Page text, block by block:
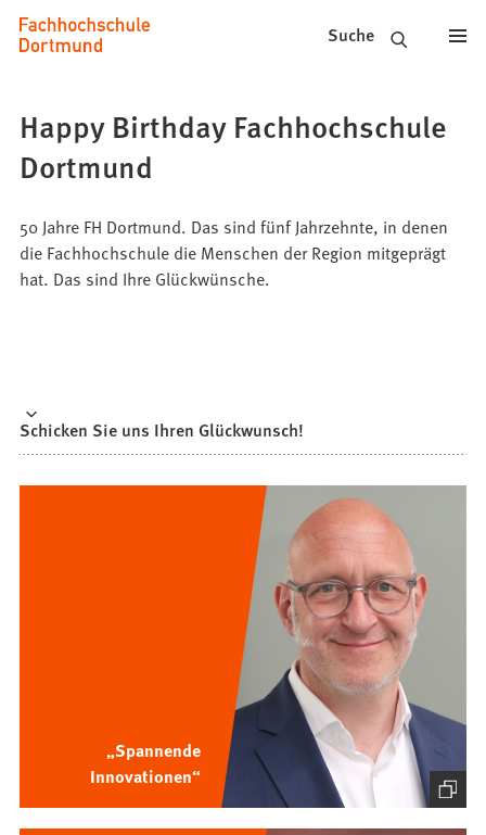
Inhalt anspringen
Fachhochschule
Dortmund
Studium,
Studiengänge,
Bewerbung
Suche
Happy Birthday Fachhochschule
Dortmund
50 Jahre FH Dortmund. Das sind fünf Jahrzehnte, in denen
die Fachhochschule die Menschen der Region mitgeprägt
hat. Das sind Ihre Glückwünsche.
Schicken Sie uns Ihren Glückwunsch!
„Spannende
Innovationen“